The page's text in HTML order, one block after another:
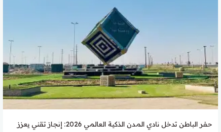
حفر الباطن تدخل نادي المدن الذكية العالمي 2026: إنجاز تقني يعزز